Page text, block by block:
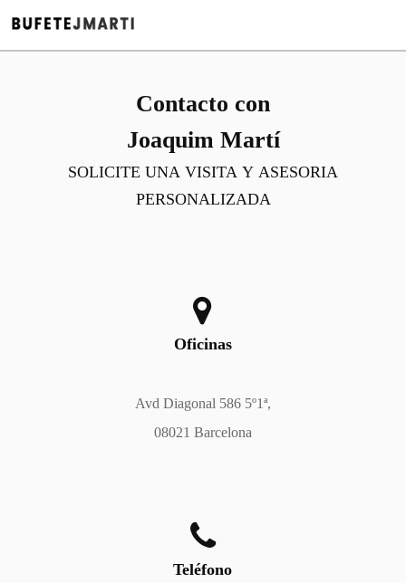
Contacto con
Joaquim Martí
SOLICITE UNA VISITA Y ASESORIA
PERSONALIZADA
Oficinas
Avd Diagonal 586 5º1ª,
08021 Barcelona
Teléfono